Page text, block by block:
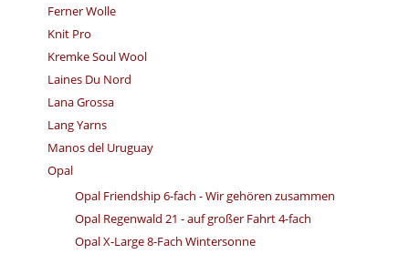
Ferner Wolle
Knit Pro
Kremke Soul Wool
Laines Du Nord
Lana Grossa
Lang Yarns
Manos del Uruguay
Opal
Opal Friendship 6-fach - Wir gehören zusammen
Opal Regenwald 21 - auf großer Fahrt 4-fach
Opal X-Large 8-Fach Wintersonne